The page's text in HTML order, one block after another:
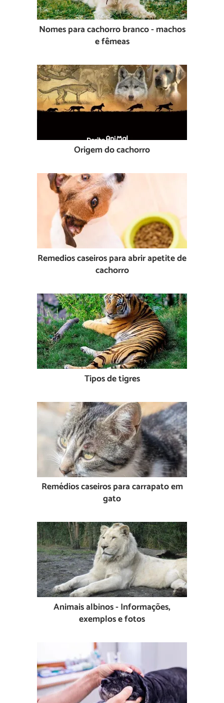
Nomes para cachorro branco - machos
e fêmeas
Origem do cachorro
Remedios caseiros para abrir apetite de
cachorro
Tipos de tigres
Remédios caseiros para carrapato em
gato
Animais albinos - Informações,
exemplos e fotos